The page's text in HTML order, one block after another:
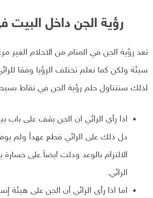
رؤية الجن داخل البيت
تعد رؤية الجن في المنام من الاحلام الغير
سيئة ولكن كما نعلم تختلف الرؤيا وفقا
لذلك سنتناول حلم رؤية الجن في نقاط
اذا رأي الرائي ان الجن يقف على باب
دل ذلك على الرائي قطع عهداَ ولم
الالتزام بالوعد ودلت ايضاَ على
الرائي.
اما اذا رأى الرائي أن الجن على هيئة